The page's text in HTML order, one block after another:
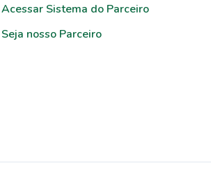
Acessar Sistema do Parceiro
Seja nosso Parceiro